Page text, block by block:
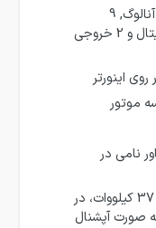
دارای 2 ورودی آنالوگ, 2 خروجی آنالوگ, 9
ورودی دیجیتال, 2 خروجی دیجیتال و 2 خروجی
اینورتر
موتور
گشتاور نامی در
دارای یونیت ترمز داخلی تا توان 37 کیلووات، در
کیلووات به صورت آپشنال